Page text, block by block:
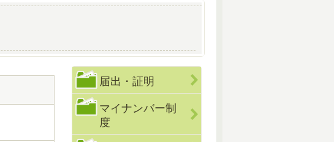
届出・証明
マイナンバー制
度